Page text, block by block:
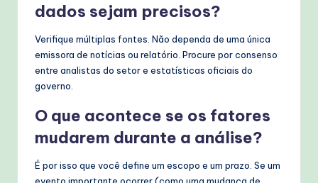
dados sejam precisos?
Verifique múltiplas fontes. Não dependa de uma única
emissora de notícias ou relatório. Procure por consenso
entre analistas do setor e estatísticas oficiais do
governo.
O que acontece se os fatores
mudarem durante a análise?
É por isso que você define um escopo e um prazo. Se um
evento importante ocorrer (como uma mudança de